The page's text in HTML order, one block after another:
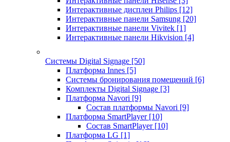
Интерактивные дисплеи Philips [12]
Интерактивные панели Samsung [20]
Интерактивные панели Vivitek [1]
Интерактивные панели Hikvision [4]
Системы Digital Signage [50]
Платформа Innes [5]
Системы бронирования помещений [6]
Комплекты Digital Signage [3]
Платформа Navori [9]
Состав платформы Navori [9]
Платформа SmartPlayer [10]
Состав SmartPlayer [10]
Платформа LG [1]